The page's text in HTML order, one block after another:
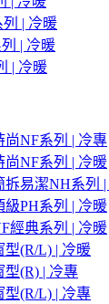
| 冷暖
| 冷暖
| 冷暖
尚NF系列 | 冷專
尚NF系列 | 冷暖
拆易潔NH系列
級PH系列 | 冷暖
經典系列 | 冷暖
型(R/L) | 冷暖
型(R) | 冷專
型(R/L) | 冷專